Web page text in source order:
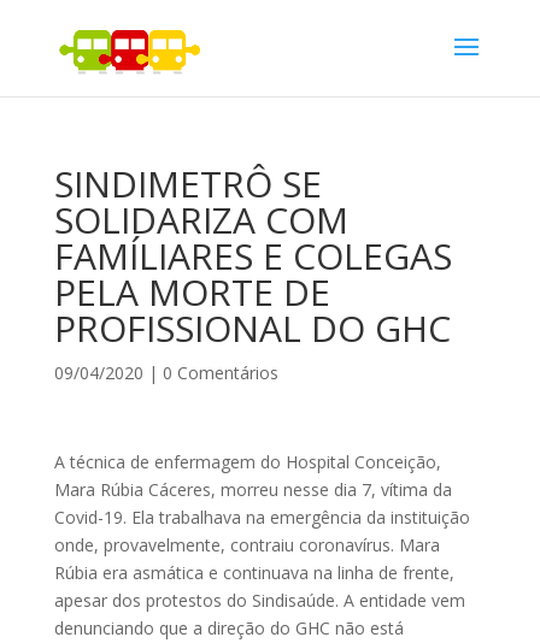
SINDIMETRÔ SE
SOLIDARIZA COM
FAMÍLIARES E COLEGAS
PELA MORTE DE
PROFISSIONAL DO GHC
09/04/2020 | 0 Comentários
A técnica de enfermagem do Hospital Conceição,
Mara Rúbia Cáceres, morreu nesse dia 7, vítima da
Covid-19. Ela trabalhava na emergência da instituição
onde, provavelmente, contraiu coronavírus. Mara
Rúbia era asmática e continuava na linha de frente,
apesar dos protestos do Sindisaúde. A entidade vem
denunciando que a direção do GHC não está